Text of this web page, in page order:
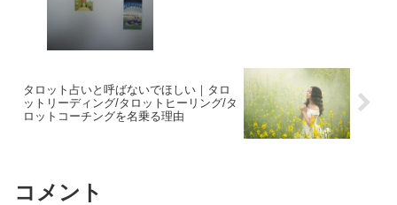
タロット占いと呼ばないでほしい｜タロ
ットリーディング/タロットヒーリング/タ
ロットコーチングを名乗る理由
コメント